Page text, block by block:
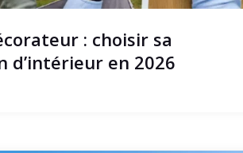
: choisir sa
en 2026